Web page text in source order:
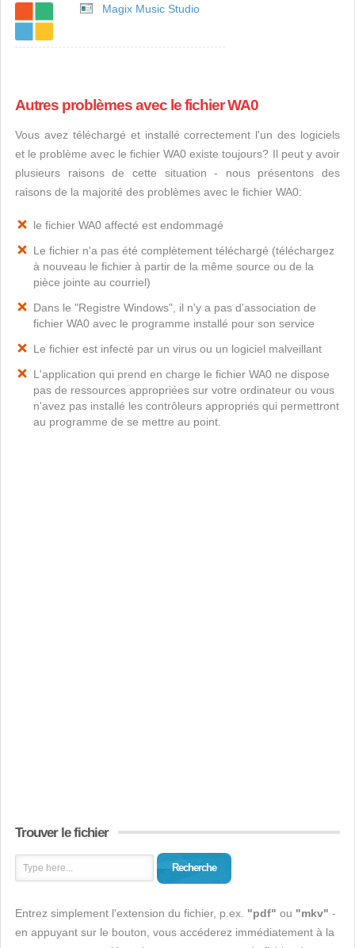
Magix Music Studio
Autres problèmes avec le fichier WA0
Vous avez téléchargé et installé correctement l'un des logiciels
et le problème avec le fichier WA0 existe toujours? Il peut y avoir
plusieurs raisons de cette situation - nous présentons des
raisons de la majorité des problèmes avec le fichier WA0:
le fichier WA0 affecté est endommagé
Le fichier n'a pas été complètement téléchargé (téléchargez
à nouveau le fichier à partir de la même source ou de la
pièce jointe au courriel)
Dans le "Registre Windows", il n'y a pas d'association de
fichier WA0 avec le programme installé pour son service
Le fichier est infecté par un virus ou un logiciel malveillant
L'application qui prend en charge le fichier WA0 ne dispose
pas de ressources appropriées sur votre ordinateur ou vous
n'avez pas installé les contrôleurs appropriés qui permettront
au programme de se mettre au point.
Trouver le fichier
Recherche
Entrez simplement l'extension du fichier, p.ex. "pdf" ou "mkv" -
en appuyant sur le bouton, vous accéderez immédiatement à la